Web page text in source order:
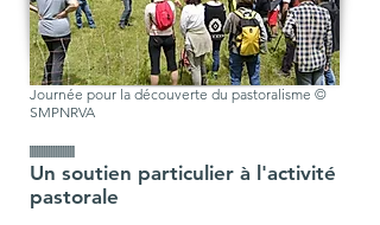
Journée pour la découverte du pastoralisme ©
SMPNRVA
IIIIIIIIIIIIIIIIIII
Un soutien particulier à l'activité
pastorale